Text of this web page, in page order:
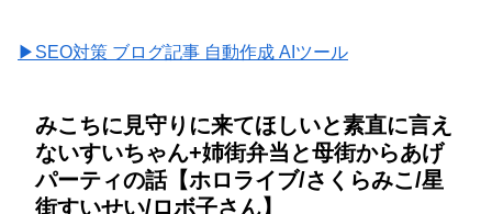
▶SEO対策 ブログ記事 自動作成 AIツール
みこちに見守りに来てほしいと素直に言え
ないすいちゃん+姉街弁当と母街からあげ
パーティの話【ホロライブ/さくらみこ/星
街すいせい/ロボ子さん】